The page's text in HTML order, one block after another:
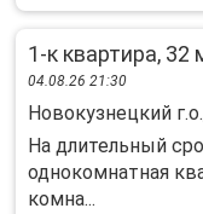
1-к квартира, 32
04.08.26 21:30
Новокузнецкий
На длительный
однокомнатная
комна...